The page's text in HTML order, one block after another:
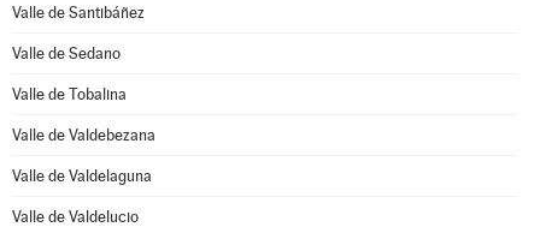
Valle de Santibáñez
Valle de Sedano
Valle de Tobalina
Valle de Valdebezana
Valle de Valdelaguna
Valle de Valdelucio